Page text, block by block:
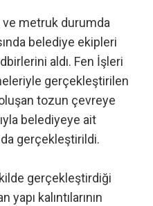
ve metruk durumda
belediye ekipleri
aldı. Fen İşleri
gerçekleştirilen
oluşan tozun çevreye
belediyeye ait
gerçekleştirildi.
gerçekleştirdiği
yapı kalıntılarının